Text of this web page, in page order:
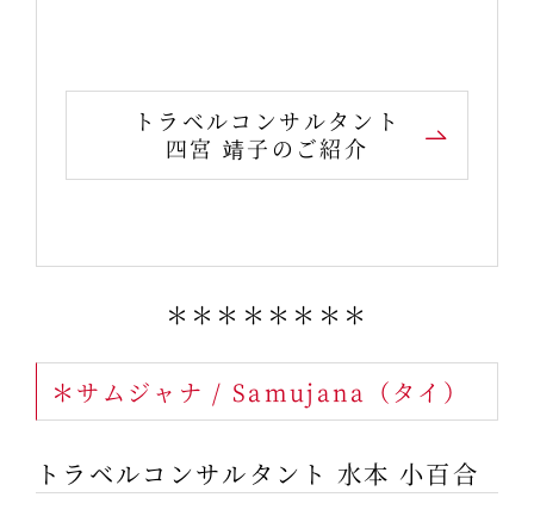
トラベルコンサルタント
四宮 靖子のご紹介
＊＊＊＊＊＊＊＊
＊サムジャナ / Samujana（タイ）
トラベルコンサルタント 水本 小百合